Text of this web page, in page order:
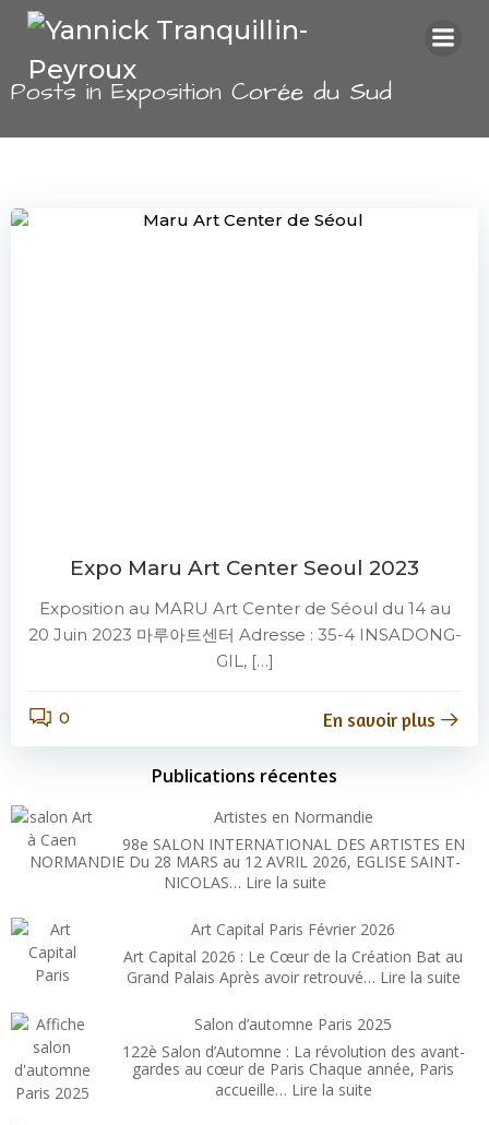
au
Posts in Exposition Corée du Sud
Expo Maru Art Center Seoul 2023
Exposition au MARU Art Center de Séoul du 14 au
20 Juin 2023 마루아트센터 Adresse : 35-4 INSADONG-
GIL, […]
0 En savoir plus
Publications récentes
Artistes en Normandie
98e SALON INTERNATIONAL DES ARTISTES EN
NORMANDIE Du 28 MARS au 12 AVRIL 2026, EGLISE SAINT-
NICOLAS… Lire la suite:
en
Normandie
Art Capital Paris Février 2026
Art Capital 2026 : Le Cœur de la Création Bat au
Grand Palais Après avoir retrouvé… Lire la suite:
Salon d’automne Paris 2025
122è Salon d’Automne : La révolution des avant-
gardes au cœur de Paris Chaque année, Paris
accueille… Lire la suite: